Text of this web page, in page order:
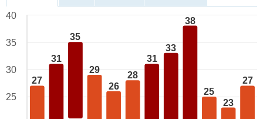
27
31
35
29
26
28
31
33
38
25
23
27
40
35
30
25